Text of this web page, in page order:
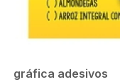
gráfica adesivos